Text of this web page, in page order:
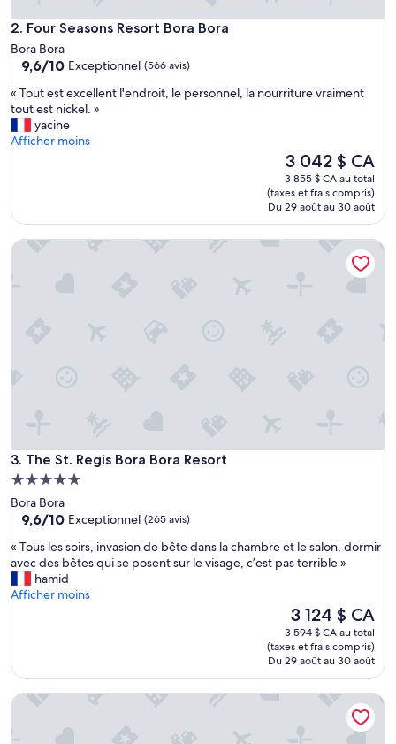
2. Four Seasons Resort Bora Bora
Four Seasons Resort Bora Bora
Bora Bora
9.6
10,
Exceptionnel,
(566 avis)
9,6/10 Exceptionnel (566 avis)
«
T
o
u
e
c
o
i
,
p
e
r
s
e
,
« Tout est excellent l'endroit, le personnel, la nourriture vraiment
tout est nickel. »
yacine
Afficher moins
Le
prix
est
de
3 042 $ CA
3 042 $ CA
3 855 $ CA au total
(taxes et frais compris)
Du 29 août au 30 août
3. The St. Regis Bora Bora Resort
The St. Regis Bora Bora Resort
Hébergement
5.0 étoiles
Bora Bora
9.6
10,
Exceptionnel,
(265 avis)
9,6/10 Exceptionnel (265 avis)
«
T
o
u
s
i
« Tous les soirs, invasion de bête dans la chambre et le salon, dormir
avec des bêtes qui se posent sur le visage, c’est pas terrible »
hamid
Afficher moins
Le
prix
est
de
3 124 $ CA
3 124 $ CA
3 594 $ CA au total
(taxes et frais compris)
Du 29 août au 30 août
The St. Regis Bora Bora Resort
Le Bora Bora by Pearl Resorts